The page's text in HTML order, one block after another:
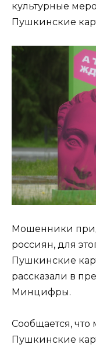
культурные
Пушкинские
Мошенники
россиян, для
Пушкинские
рассказали в
Минцифры.
Сообщается,
Пушкинские